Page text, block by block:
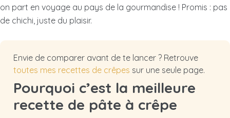
on part en voyage au pays de la gourmandise ! Promis : pas
de chichi, juste du plaisir.
Envie de comparer avant de te lancer ? Retrouve
toutes mes recettes de crêpes sur une seule page.
Pourquoi c’est la meilleure
recette de pâte à crêpe